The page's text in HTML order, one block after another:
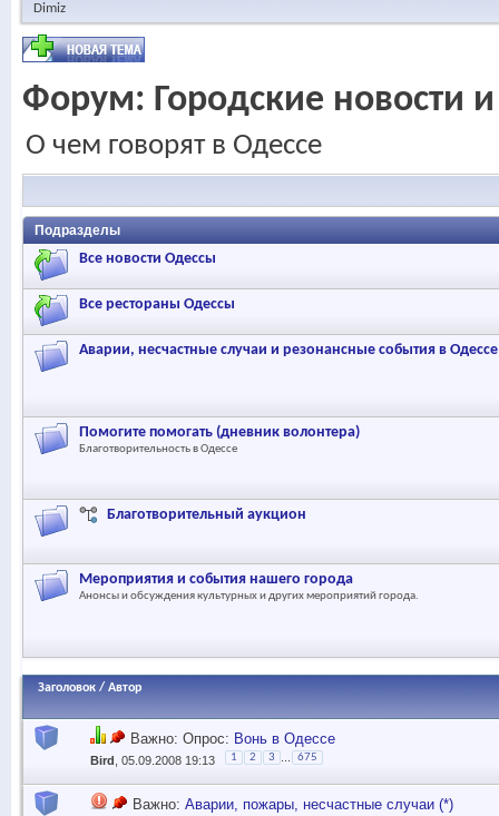
Dimiz
Форум: Городские новости
О чем говорят в Одессе
Подразделы
Все новости Одессы
Все рестораны Одессы
Аварии, несчастные случаи и резонансные события в
Помогите помогать (дневник волонтера)
Благотворительность в Одессе
Благотворительный аукцион
Мероприятия и события нашего города
Анонсы и обсуждения культурных и других мероприятий города.
Заголовок / Автор
Важно: Опрос: Вонь в Одессе
Bird , 05.09.2008 19:13 1 2 3 675
Важно: Аварии, пожары, несчастные случаи (*)